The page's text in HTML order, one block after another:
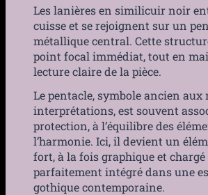
Les lanières en similicuir noir
cuisse et se rejoignent sur un
métallique central. Cette
point focal immédiat, tout en
lecture claire de la pièce.
Le pentacle, symbole ancien
interprétations, est souvent
protection, à l’équilibre des
l’harmonie. Ici, il devient un
fort, à la fois graphique et chargé
parfaitement intégré dans une
gothique contemporaine.